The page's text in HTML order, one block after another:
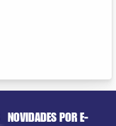
NOVIDADES POR E-